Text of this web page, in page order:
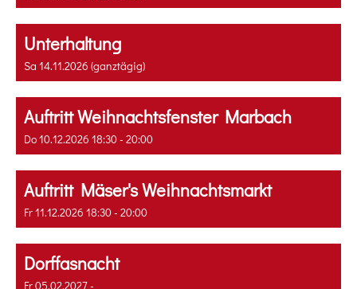
Unterhaltung
Sa 14.11.2026 (ganztägig)
Auftritt Weihnachtsfenster Marbach
Do 10.12.2026 18:30 - 20:00
Auftritt Mäser's Weihnachtsmarkt
Fr 11.12.2026 18:30 - 20:00
Dorffasnacht
Fr 05.02.2027 -